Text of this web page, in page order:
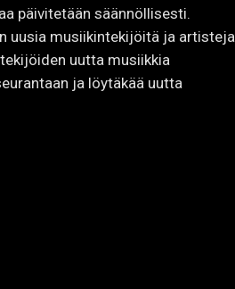
päivitetään säännöllisesti.
uusia musiikintekijöitä ja artisteja
uutta musiikkia
ja löytäkää uutta